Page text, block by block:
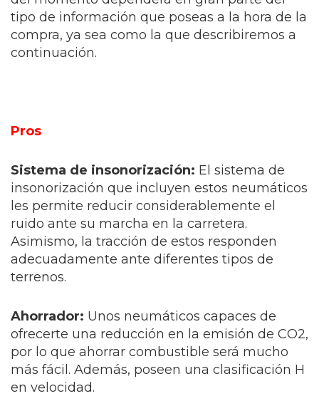
tipo de información que poseas a la hora de la
compra, ya sea como la que describiremos a
continuación.
Pros
Sistema de insonorización: El sistema de
insonorización que incluyen estos neumáticos
les permite reducir considerablemente el
ruido ante su marcha en la carretera.
Asimismo, la tracción de estos responden
adecuadamente ante diferentes tipos de
terrenos.
Ahorrador: Unos neumáticos capaces de
ofrecerte una reducción en la emisión de CO2,
por lo que ahorrar combustible será mucho
más fácil. Además, poseen una clasificación H
en velocidad.